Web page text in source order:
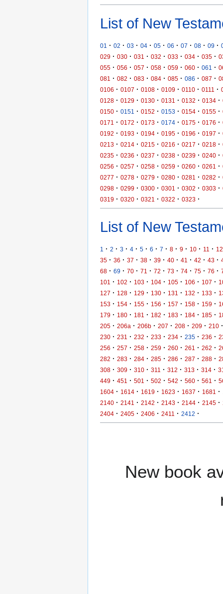
List of New
01 · 02 · 03 · 04 · 05 · 06 · 07 · 08 · 09 ·
029 · 030 · 031 · 032 · 033 · 034 · 035 ·
055 · 056 · 057 · 058 · 059 · 060 · 061 ·
081
· 082 · 083 · 084 · 085 · 086 · 087 ·
0106 · 0107 · 0108 · 0109 · 0110 · 0111 ·
0128 · 0129 · 0130 · 0131 · 0132 · 0134 ·
0150 · 0151 · 0152 · 0153 · 0154 · 0155 ·
0171
· 0172 · 0173 · 0174 · 0175 · 0176 ·
0192 · 0193 · 0194 · 0195 · 0196 · 0197 ·
0213 · 0214 · 0215 · 0216 · 0217 · 0218 ·
0235 · 0236 · 0237 · 0238 · 0239 · 0240 ·
0256 · 0257 · 0258 · 0259 · 0260 · 0261 ·
0277 · 0278 · 0279 · 0280 · 0281 · 0282 ·
0298 · 0299 · 0300 · 0301 · 0302 · 0303 ·
0319 · 0320 · 0321 · 0322 · 0323 ·
List of New
1 · 2 · 3 · 4 · 5 · 6 · 7 · 8 · 9 · 10 · 11 · 12
35 · 36 · 37 · 38 · 39 · 40 · 41 · 42 · 43 ·
68 · 69 · 70 · 71 · 72 · 73 · 74 · 75 · 76 ·
101
· 102 · 103 · 104 · 105 · 106 · 107 ·
127 · 128 · 129 · 130 · 131 · 132 · 133 ·
153 · 154 · 155 · 156 · 157 · 158 · 159 ·
179 · 180 · 181 · 182 · 183 · 184 · 185 ·
205 · 206a · 206b · 207 · 208 · 209 · 210 ·
230 · 231 · 232 · 233 · 234 · 235 · 236 ·
256 · 257 · 258 · 259 · 260 · 261 · 262 ·
282 · 283 · 284 · 285 · 286 · 287 · 288 ·
308 · 309 · 310 · 311 · 312 · 313 · 314 ·
449 · 451 · 501 · 502 · 542 · 560 · 561 ·
1604 · 1614 · 1619 · 1623 · 1637 · 1681 ·
2140 · 2141 · 2142 · 2143 · 2144 · 2145 ·
2404 · 2405 · 2406 · 2411 · 2412 ·
New book